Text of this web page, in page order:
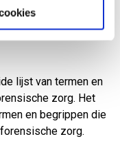
nieuwe
lijst van termen en
zorg. Het
en begrippen die
zorg.